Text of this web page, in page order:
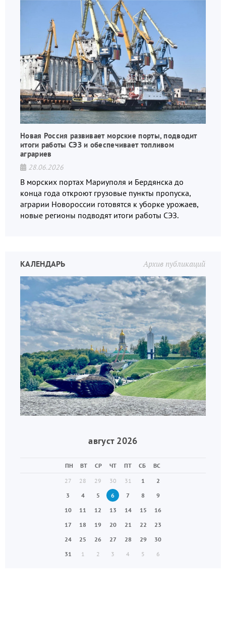
Новая Россия развивает морские порты, подводит
итоги работы СЭЗ и обеспечивает топливом
аграриев
28.06.2026
В морских портах Мариуполя и Бердянска до
конца года откроют грузовые пункты пропуска,
аграрии Новороссии готовятся к уборке урожаев,
новые регионы подводят итоги работы СЭЗ.
Архив публикаций
КАЛЕНДАРЬ
август 2026
ПН ВТ СР ЧТ ПТ СБ
ВС
27
28 29 30 31 1
2
3
4 5 6 7 8
9
10
11 12 13 14 15
16
17
18 19 20 21 22
23
24
25 26 27 28 29
30
31
1 2 3 4 5 6